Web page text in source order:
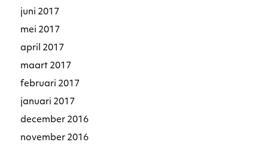
juni 2017
mei 2017
april 2017
maart 2017
februari 2017
januari 2017
december 2016
november 2016